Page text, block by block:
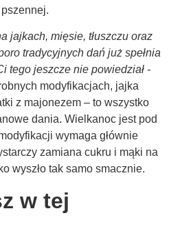
jajkach, mięsie, tłuszczu oraz
tradycyjnych dań już spełnia
tego jeszcze nie powiedział -
modyfikacjach, jajka
z majonezem – to wszystko
dania. Wielkanoc jest pod
wymaga głównie
zamiana cukru i mąki na
wyszło tak samo smacznie.
w tej